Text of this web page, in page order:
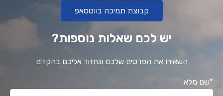
קבוצת תמיכה בווטסאפ
יש לכם שאלות נוספות?
השאירו את הפרטים שלכם ונחזור אליכם בהקדם
*שם מלא